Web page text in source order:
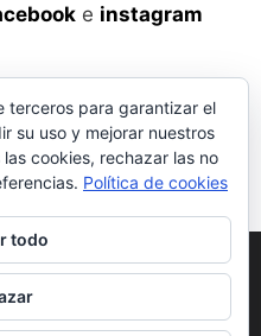
e instagram
de Privacidad
de compra
terceros para garantizar el
su uso y mejorar nuestros
cookies, rechazar las no
Política de cookies
todo